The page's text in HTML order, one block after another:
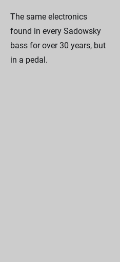
The same electronics
found in every Sadowsky
bass for over 30 years, but
in a pedal.